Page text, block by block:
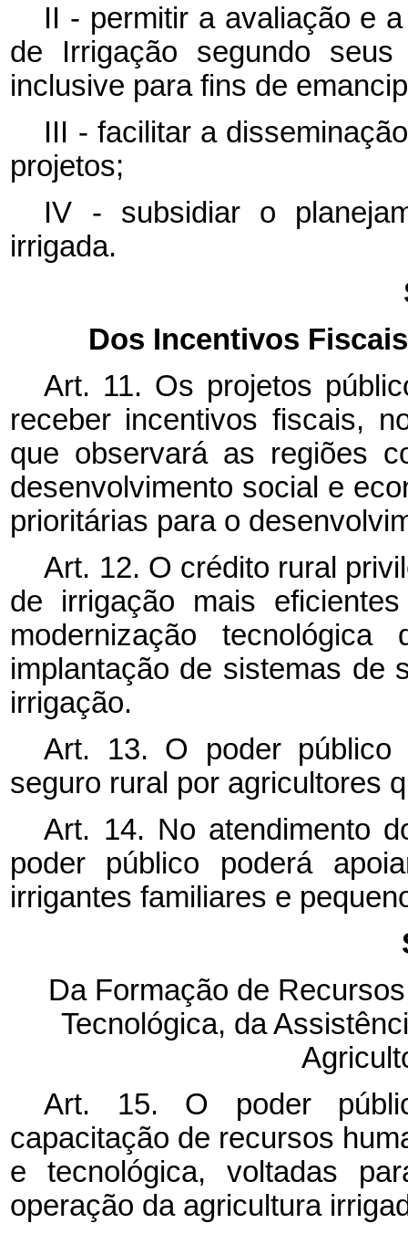
II - permitir a avaliação e
de Irrigação segundo
inclusive para fins de
III - facilitar a
projetos;
IV - subsidiar o
irrigada.
Dos Incentivos
Art. 11. Os projetos
receber incentivos fiscais,
que observará as regiões
desenvolvimento social e
prioritárias para o
Art. 12. O crédito rural
de irrigação mais
modernização
implantação de sistemas de
irrigação.
Art. 13. O poder público
seguro rural por agricultores
Art. 14. No atendimento
poder público poderá
irrigantes familiares e
Da Formação de
Tecnológica, da
Art. 15. O poder
capacitação de recursos
e tecnológica, voltadas
operação da agricultura